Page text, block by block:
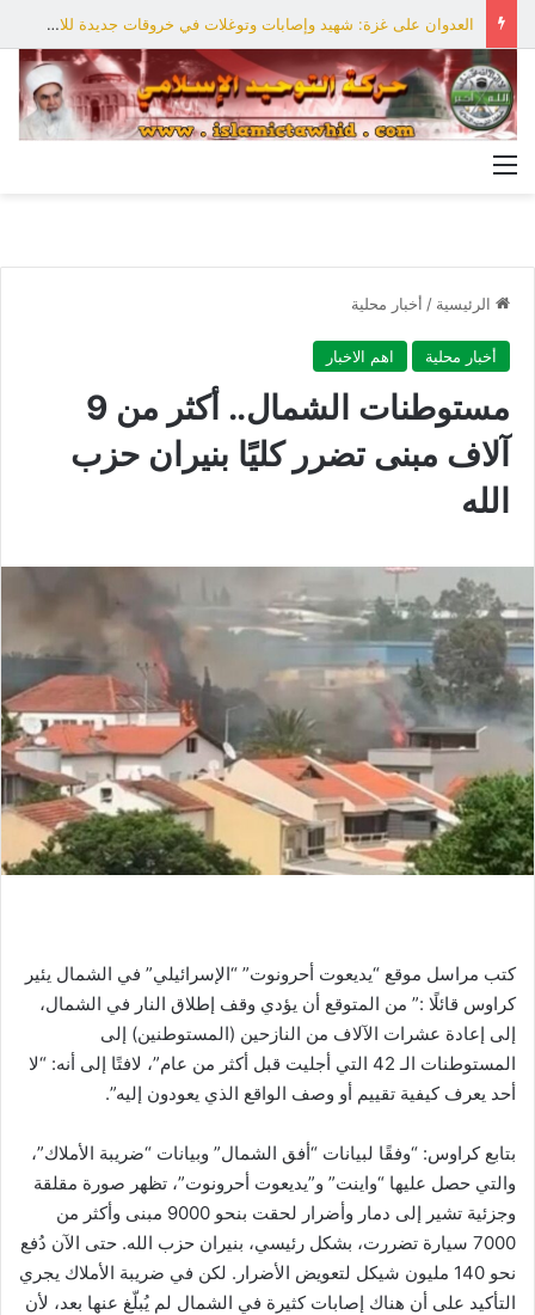
العدوان على غزة: شهيد وإصابات وتوغلات في خروقات جديدة للاحتلال
الرئيسية / أخبار محلية
أخبار محلية اهم الاخبار
مستوطنات الشمال.. أكثر من 9
آلاف مبنى تضرر كليًا بنيران حزب
الله
كتب مراسل موقع “يديعوت أحرونوت” “الإسرائيلي” في الشمال يئير
كراوس قائلًا :” من المتوقع أن يؤدي وقف إطلاق النار في الشمال،
إلى إعادة عشرات الآلاف من النازحين (المستوطنين) إلى
المستوطنات الـ 42 التي أجليت قبل أكثر من عام”، لافتًا إلى أنه: “لا
أحد يعرف كيفية تقييم أو وصف الواقع الذي يعودون إليه”.
بتابع كراوس: “وفقًا لبيانات “أفق الشمال” وبيانات “ضريبة الأملاك”،
والتي حصل عليها “واينت” و”يديعوت أحرونوت”، تظهر صورة مقلقة
وجزئية تشير إلى دمار وأضرار لحقت بنحو 9000 مبنى وأكثر من
7000 سيارة تضررت، بشكل رئيسي، بنيران حزب الله. حتى الآن دُفع
نحو 140 مليون شيكل لتعويض الأضرار. لكن في ضريبة الأملاك يجري
التأكيد على أن هناك إصابات كثيرة في الشمال لم يُبلّغ عنها بعد، لأن